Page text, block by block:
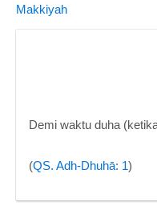
Makkiyah
Demi waktu duha
(QS. Adh-Dhuhā: 1)